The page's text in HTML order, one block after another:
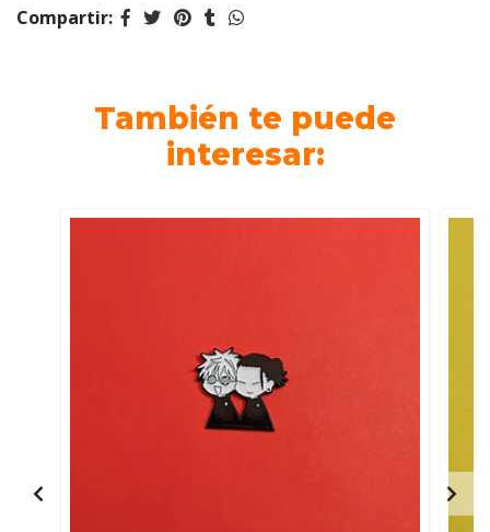
Compartir:
También te puede
interesar: